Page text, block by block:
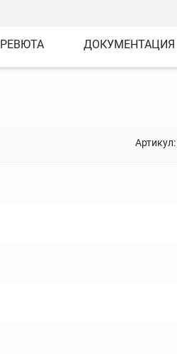
РЕВЮТА ДОКУМЕНТАЦИЯ
Артикул: